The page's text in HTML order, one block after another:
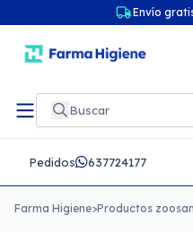
Envío
Pedidos 637724177
Farma Higiene>Productos